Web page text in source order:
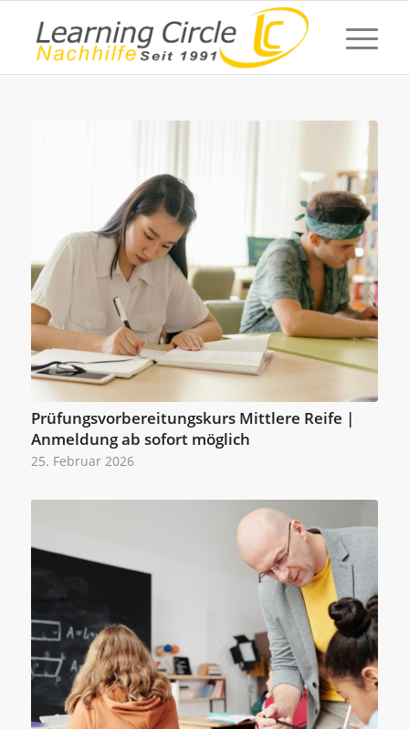
Prüfungsvorbereitungskurs Mittlere Reife |
Anmeldung ab sofort möglich
25. Februar 2026